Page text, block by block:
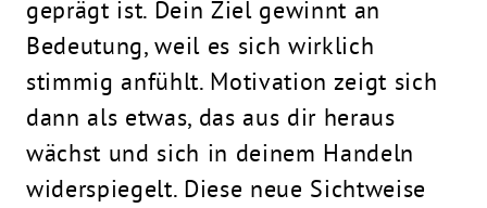
geprägt ist. Dein Ziel gewinnt an
Bedeutung, weil es sich wirklich
stimmig anfühlt. Motivation zeigt sich
dann als etwas, das aus dir heraus
wächst und sich in deinem Handeln
widerspiegelt. Diese neue Sichtweise